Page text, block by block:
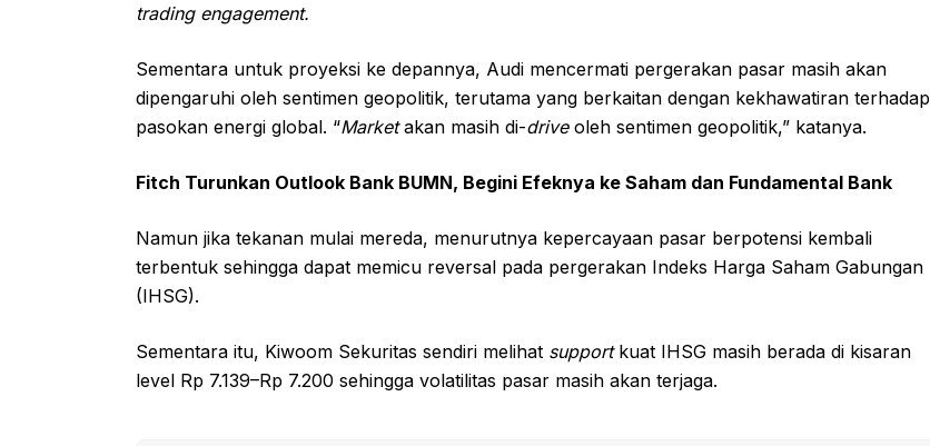
trading engagement.
Sementara untuk proyeksi ke depannya, Audi mencermati pergerakan pasar masih akan
dipengaruhi oleh sentimen geopolitik, terutama yang berkaitan dengan kekhawatiran terhadap
pasokan energi global. “Marketakan masih di-driveoleh sentimen geopolitik,” katanya.
Fitch Turunkan Outlook Bank BUMN, Begini Efeknya ke Saham dan Fundamental Bank
Namun jika tekanan mulai mereda, menurutnya kepercayaan pasar berpotensi kembali
terbentuk sehingga dapat memicu reversal pada pergerakan Indeks Harga Saham Gabungan
(IHSG).
Sementara itu, Kiwoom Sekuritas sendiri melihat support kuat IHSG masih berada di kisaran
level Rp 7.139–Rp 7.200 sehingga volatilitas pasar masih akan terjaga.